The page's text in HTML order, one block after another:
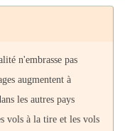
n'embrasse pas
augmentent à
les autres pays
vols à la tire et les vols